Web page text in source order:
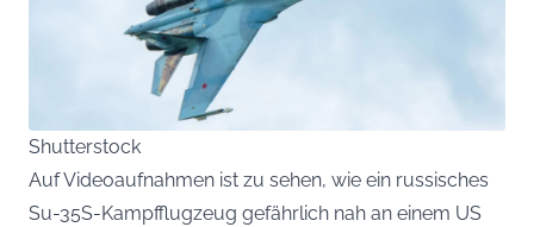
Shutterstock
Auf Videoaufnahmen ist zu sehen, wie ein russisches
Su-35S-Kampfflugzeug gefährlich nah an einem US